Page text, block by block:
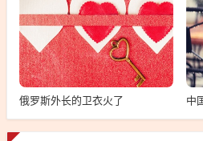
俄罗斯外长的卫衣火了 中